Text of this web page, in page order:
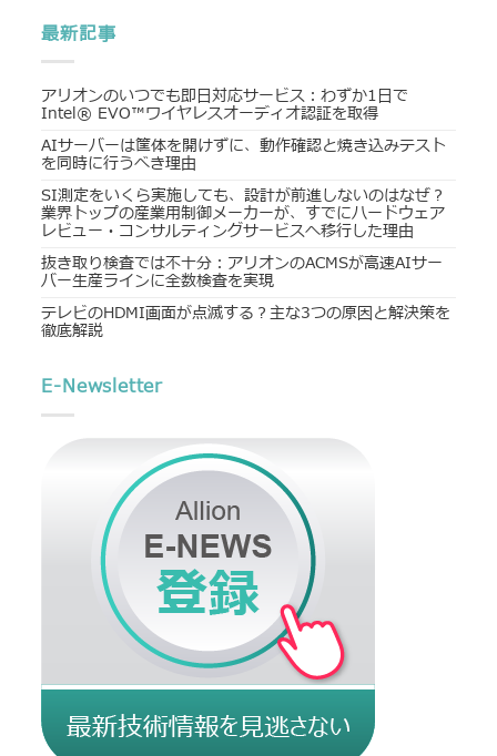
最新記事
アリオンのいつでも即日対応サービス：わずか1日で
Intel® EVO™ワイヤレスオーディオ認証を取得
AIサーバーは筐体を開けずに、動作確認と焼き込みテスト
を同時に行うべき理由
SI測定をいくら実施しても、設計が前進しないのはなぜ？
業界トップの産業用制御メーカーが、すでにハードウェア
レビュー・コンサルティングサービスへ移行した理由
抜き取り検査では不十分：アリオンのACMSが高速AIサー
バー生産ラインに全数検査を実現
テレビのHDMI画面が点滅する？主な3つの原因と解決策を
徹底解説
E-Newsletter